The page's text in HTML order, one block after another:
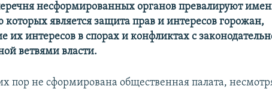
несформированных органов превалируют
которых является защита прав и интересов горожан,
их интересов в спорах и конфликтах с
ветвями власти.
пор не сформирована общественная палата,